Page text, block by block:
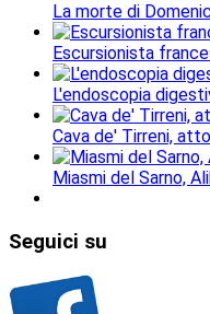
La morte di
Escursionista
L'endoscopia
Cava de' Tirreni,
Miasmi del Sarno,
Seguici su